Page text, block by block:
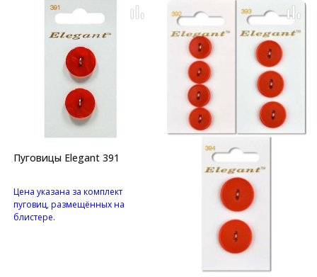
Пуговицы Elegant 391
Цена указана за комплект
пуговиц, размещённых на
блистере.